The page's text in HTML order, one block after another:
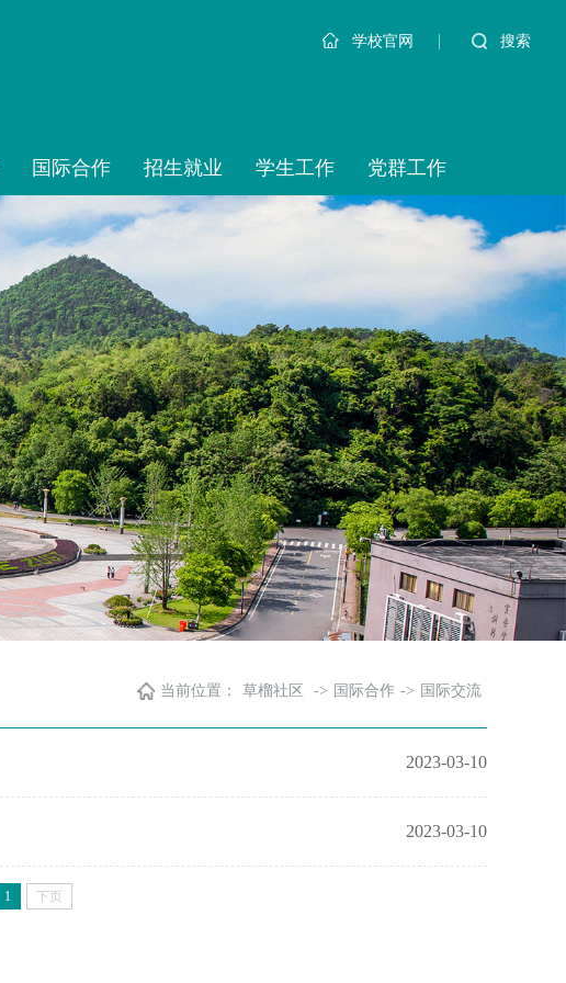
学校官网 | 搜索
国际合作 招生就业 学生工作 党群工作
当前位置： 草榴社区 -> 国际合作 -> 国际交流
2023-03-10
2023-03-10
1 下页